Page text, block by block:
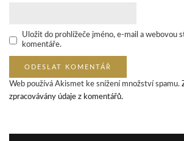
Uložit do prohlížeče jméno, e-mail a webovou
komentáře.
Web používá Akismet ke snížení množství spamu.
zpracovávány údaje z komentářů.